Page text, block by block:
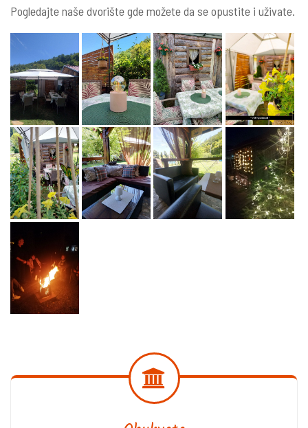
Pogledajte naše dvorište gde možete da se opustite i uživate.